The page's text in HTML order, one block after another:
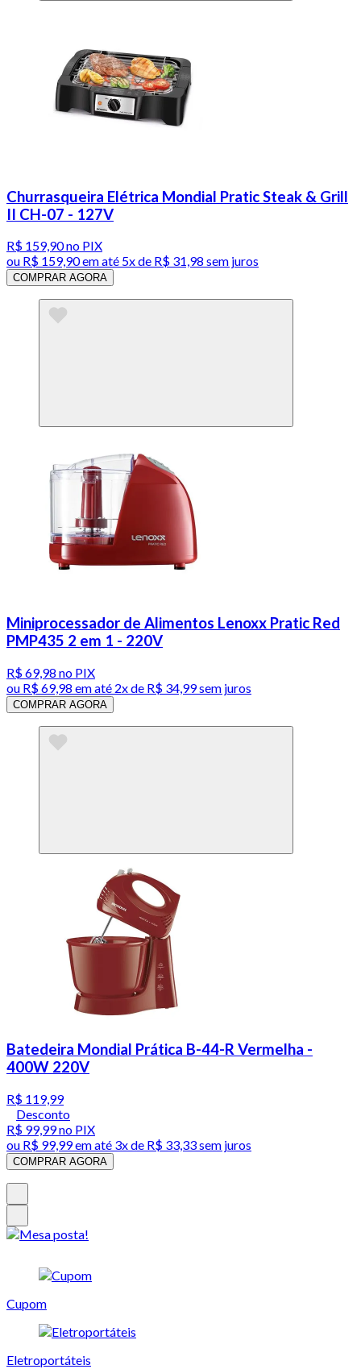
Churrasqueira Elétrica Mondial Pratic Steak & Grill
II CH-07 - 127V
R$ 159,90no PIX
ou R$ 159,90em até 5x de R$ 31,98 sem juros
COMPRAR AGORA
Miniprocessador de Alimentos Lenoxx Pratic Red
PMP435 2 em 1 - 220V
R$ 69,98 no PIX
ou R$ 69,98 em até 2x de R$ 34,99 sem juros
COMPRAR AGORA
Batedeira Mondial Prática B-44-R Vermelha -
400W 220V
R$ 119,99
Desconto
R$ 99,99no PIX
ou R$ 99,99em até 3x de R$ 33,33 sem juros
COMPRAR AGORA
Cupom
Eletroportáteis